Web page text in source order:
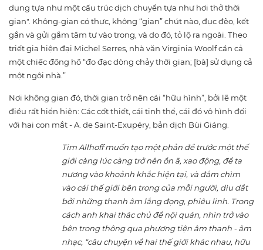
dung tựa như một cấu trúc dịch chuyển tựa như hơi thở thời
gian". Không-gian có thực, không “gian” chút nào, đục đẽo, kết
gắn và gửi gắm tâm tư vào trong, và do đó, tỏ lộ ra ngoài. Theo
triết gia hiện đại Michel Serres, nhà văn Virginia Woolf cần cả
một chiếc đồng hồ “đo đạc dòng chảy thời gian; [bà] sử dụng cả
một ngôi nhà.”
Nơi không gian đó, thời gian trở nên cái “hữu hình”, bởi lẽ một
điều rất hiển hiện: Các cốt thiết, cái tinh thể, cái đó vô hình đối
với hai con mắt - A. de Saint-Exupéry, bản dịch Bùi Giáng.
Tim Allhoff muốn tạo một phản đề trước một thế
giới càng lúc càng trở nên ồn ã, xao động, để ta
nương vào khoảnh khắc hiện tại, và đắm chìm
vào cái thế giới bên trong của mỗi người, dìu dắt
bởi những thanh âm lắng đọng, phiêu linh. Trong
cách anh khai thác chủ đề nội quán, nhìn trở vào
bên trong thông qua phương tiện âm thanh - âm
nhạc, “câu chuyện về hai thế giới khác nhau, hữu